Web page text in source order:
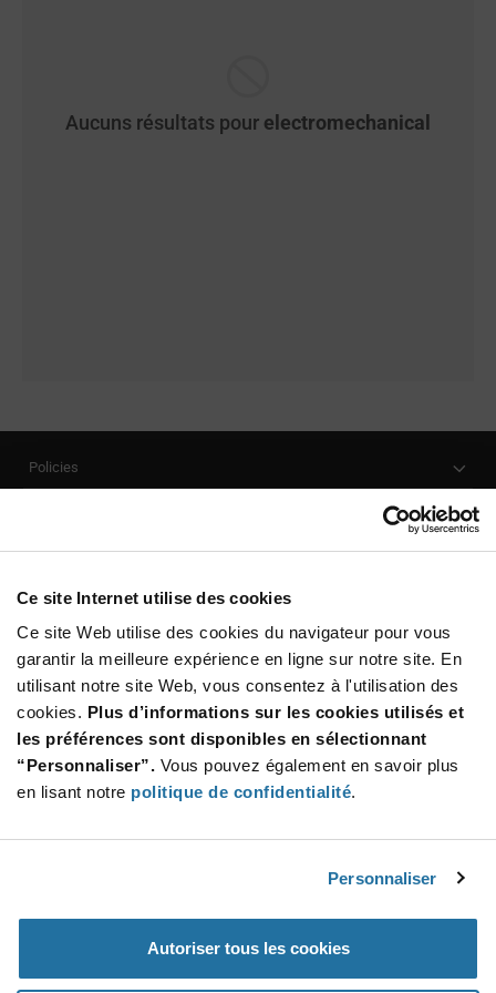
Ce site Internet utilise des cookies
Ce site Web utilise des cookies du navigateur pour vous
garantir la meilleure expérience en ligne sur notre site. En
utilisant notre site Web, vous consentez à l'utilisation des
cookies. Plus d’informations sur les cookies utilisés et
les préférences sont disponibles en sélectionnant
“Personnaliser”. Vous pouvez également en savoir plus
en lisant notre politique de confidentialité.
Personnaliser
Autoriser tous les cookies
Aucuns résultats pour electromechanical
Policies
Customer Care
Stay Connected!
SUBSCRIBE TO OUR NEWSLETTER
Be at the Forefront of New Technology Innovations
subscribe
button
SUBSCRIBE
Terms & Conditions|Terms of Use|Accessibility